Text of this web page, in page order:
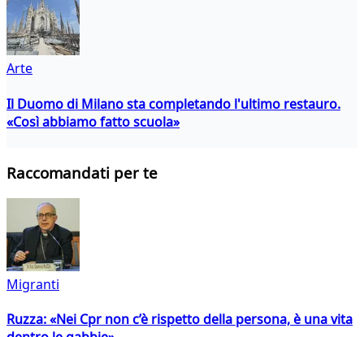
Arte
Il Duomo di Milano sta completando l'ultimo restauro.
«Così abbiamo fatto scuola»
Raccomandati per te
Migranti
Ruzza: «Nei Cpr non c’è rispetto della persona, è una vita